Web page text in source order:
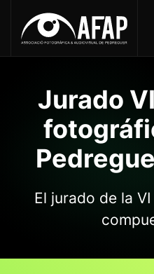
Jurado
El jurado de la